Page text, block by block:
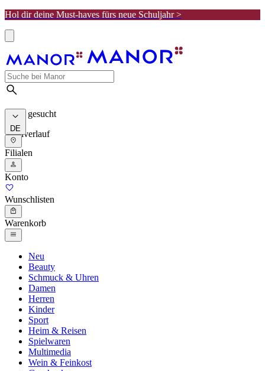
Hol dir deine Must-haves fürs neue Schuljahr >
Meist gesucht
Suchverlauf
DE
Filialen
Konto
Wunschlisten
Warenkorb
Neu
Beauty
Schmuck & Uhren
Damen
Herren
Kinder
Sport
Heim & Reisen
Spielwaren
Multimedia
Wein & Feinkost